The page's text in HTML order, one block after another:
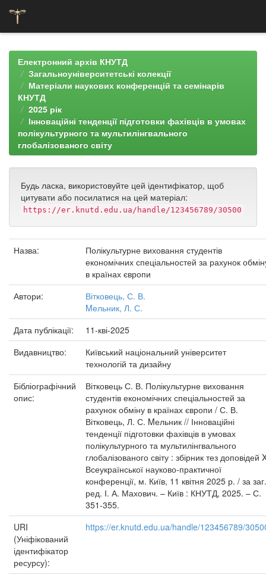
navigationЕлектронний архів КНУТД
Загальноуніверситетські колекції
Матеріали наукових конференцій та семінарів
КНУТД
2025 рік
Інноваційні тенденції підготовки фахівців в умовах
полікультурного та мультилінгвального
глобалізованого світу
Будь ласка, використовуйте цей ідентифікатор, щоб
цитувати або посилатися на цей матеріал:
https://er.knutd.edu.ua/handle/123456789/30500
Назва:
Полікультурне виховання студентів
економічних спеціальностей за рахунок
в країнах європи
Автори:
Вітковець, С. В.
Mельник, Л. С.
Дата публікації:
11-кві-2025
Видавництво:
Київський національний університет
технологій та дизайну
Бібліографічний
опис:
Вітковець С. В. Полікультурне виховання
студентів економічних спеціальностей за
рахунок обміну в країнах європи / С. В.
Вітковець, Л. С. Mельник // Інноваційні
тенденції підготовки фахівців в умовах
полікультурного та мультилінгвального
глобалізованого світу : збірник тез доповідей
Всеукраїнської науково-практичної
конференції, м. Київ, 11 квітня 2025 р. / за заг.
ред. І. А. Махович. – Київ : КНУТД, 2025. – С.
351-355.
URI
(Уніфікований
ідентифікатор
ресурсу):
https://er.knutd.edu.ua/handle/123456789/